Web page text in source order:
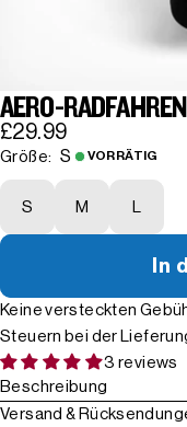
AERO-
£29.99
Größe: S VORRÄTIG
S M L
In
Keine versteckten
Steuern bei der
3 reviews
Beschreibung
Versand &